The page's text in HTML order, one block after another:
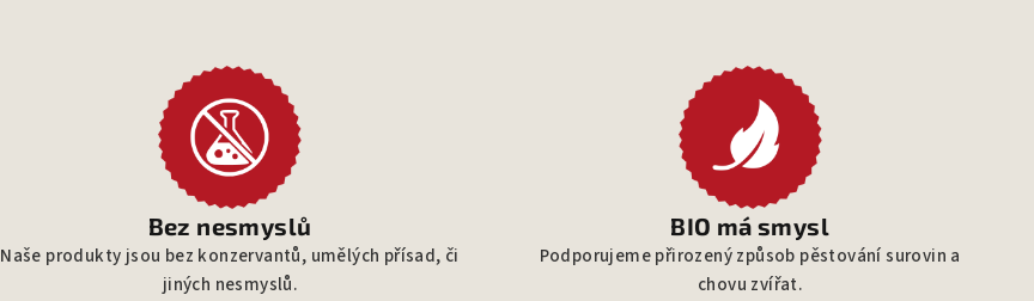
Bez nesmyslů
Naše produkty jsou bez konzervantů, umělých přísad, či
jiných nesmyslů.
BIO má smysl
Podporujeme přirozený způsob pěstování surovin a
chovu zvířat.